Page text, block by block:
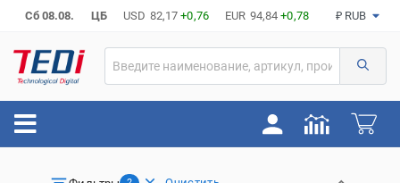
Сб 08.08. ЦБ USD 82,17 +0,76 EUR 94,84 +0,78 ₽ RUB